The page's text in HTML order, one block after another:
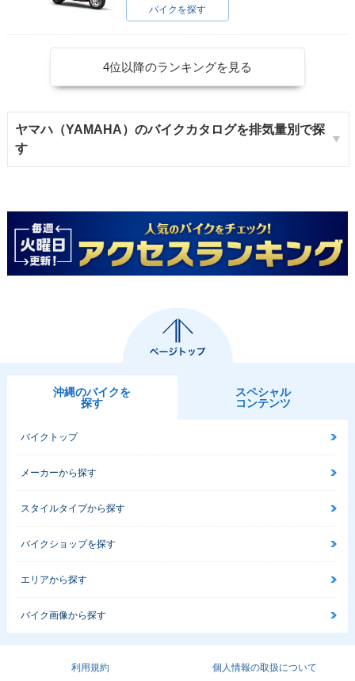
バイクを探す
4位以降のランキングを見る
ヤマハ（YAMAHA）のバイクカタログを排気量別で探
す
沖縄のバイクを
探す
スペシャル
コンテンツ
バイクトップ
メーカーから探す
スタイルタイプから探す
バイクショップを探す
エリアから探す
バイク画像から探す
利用規約 個人情報の取扱について